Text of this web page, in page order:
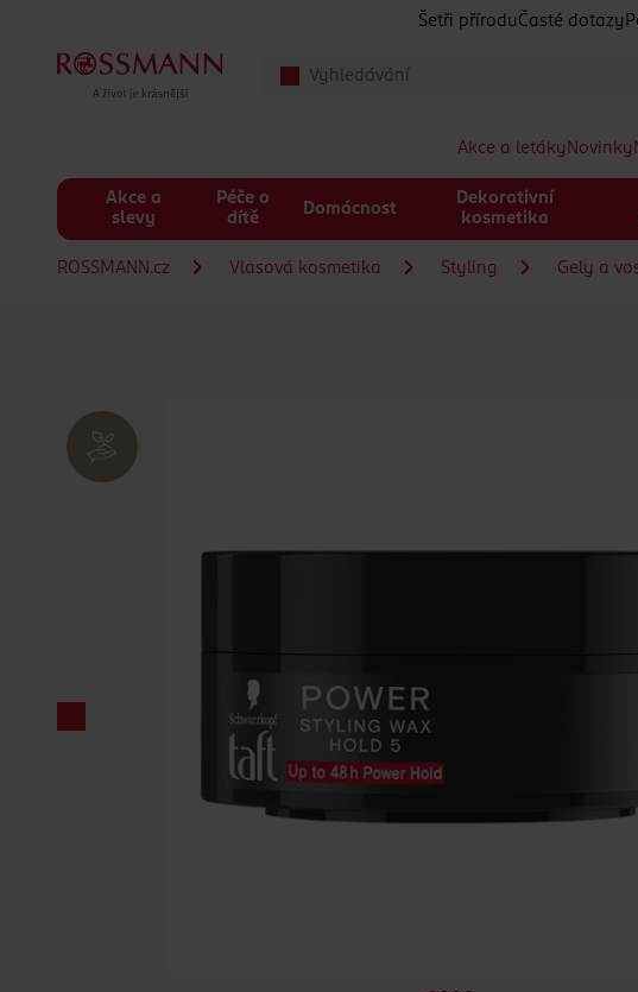
Šetři přírodu Časté dotazy
Akce a letáky Novinky
Akce a
slevy
Péče o
dítě
Domácnost
Dekorativní
kosmetika
ROSSMANN.cz Vlasová kosmetika Styling Gely a